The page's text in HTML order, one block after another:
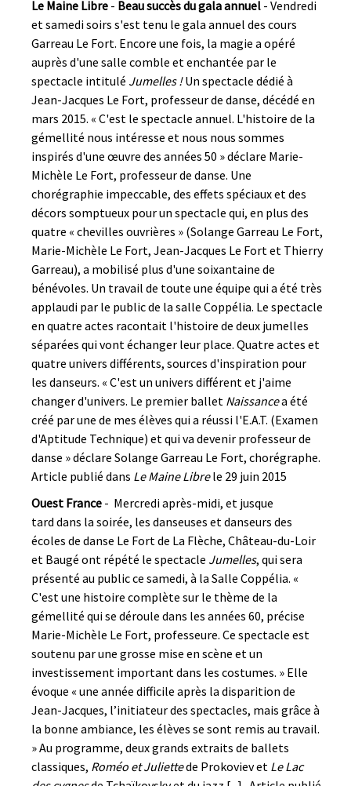
Le Maine Libre - Beau succès du gala annuel - Vendredi
et samedi soirs s'est tenu le gala annuel des cours
Garreau Le Fort. Encore une fois, la magie a opéré
auprès d'une salle comble et enchantée par le
spectacle intitulé Jumelles !Un spectacle dédié à
Jean-Jacques Le Fort, professeur de danse, décédé en
mars 2015. « C'est le spectacle annuel. L'histoire de la
gémellité nous intéresse et nous nous sommes
inspirés d'une œuvre des années 50 » déclare Marie-
Michèle Le Fort, professeur de danse. Une
chorégraphie impeccable, des effets spéciaux et des
décors somptueux pour un spectacle qui, en plus des
quatre « chevilles ouvrières » (Solange Garreau Le Fort,
Marie-Michèle Le Fort, Jean-Jacques Le Fort et Thierry
Garreau), a mobilisé plus d'une soixantaine de
bénévoles. Un travail de toute une équipe qui a été très
applaudi par le public de la salle Coppélia. Le spectacle
en quatre actes racontait l'histoire de deux jumelles
séparées qui vont échanger leur place. Quatre actes et
quatre univers différents, sources d'inspiration pour
les danseurs. « C'est un univers différent et j'aime
changer d'univers. Le premier ballet Naissancea été
créé par une de mes élèves qui a réussi l'E.A.T. (Examen
d'Aptitude Technique) et qui va devenir professeur de
danse » déclare Solange Garreau Le Fort, chorégraphe.
Article publié dans Le Maine Librele 29 juin 2015
Ouest France - Mercredi après-midi, et jusque
tard dans la soirée, les danseuses et danseurs des
écoles de danse Le Fort de La Flèche, Château-du-Loir
et Baugé ont répété le spectacle Jumelles, qui sera
présenté au public ce samedi, à la Salle Coppélia. «
C'est une histoire complète sur le thème de la
gémellité qui se déroule dans les années 60, précise
Marie-Michèle Le Fort, professeure. Ce spectacle est
soutenu par une grosse mise en scène et un
investissement important dans les costumes. » Elle
évoque « une année difficile après la disparition de
Jean-Jacques, l’initiateur des spectacles, mais grâce à
la bonne ambiance, les élèves se sont remis au travail.
» Au programme, deux grands extraits de ballets
classiques, Roméo et Juliettede Prokoviev et Le Lac